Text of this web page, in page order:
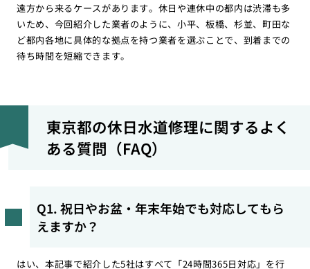
遠方から来るケースがあります。休日や連休中の都内は渋滞も多
いため、今回紹介した業者のように、小平、板橋、杉並、町田な
ど都内各地に具体的な拠点を持つ業者を選ぶことで、到着までの
待ち時間を短縮できます。
東京都の休日水道修理に関するよく
ある質問（FAQ）
Q1. 祝日やお盆・年末年始でも対応してもら
えますか？
はい、本記事で紹介した5社はすべて「24時間365日対応」を行